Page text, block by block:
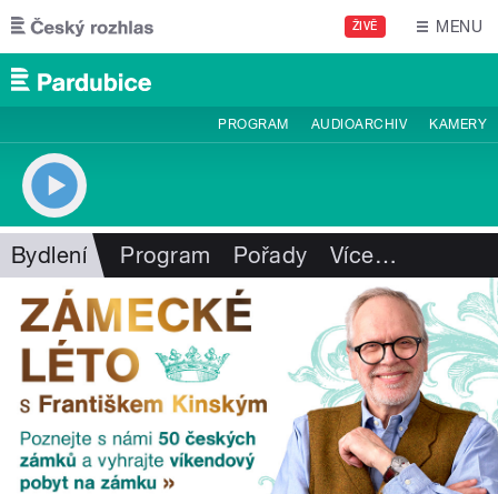
Přejít k hlavnímu obsahu
ŽIVĚ MENU
PROGRAM AUDIOARCHIV KAMERY
Bydlení Program Pořady Více…